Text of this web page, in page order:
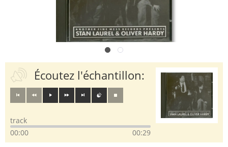
Écoutez l'échantillon:
track
00:00
00:29